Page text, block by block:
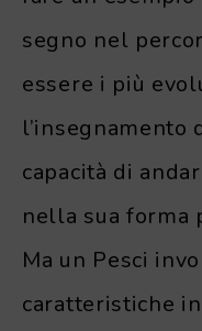
segno nel
essere i più
l’insegnamento
capacità di
nella sua forma
Ma un Pesci
caratteristiche